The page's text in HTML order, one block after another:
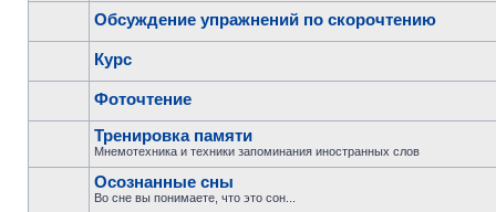
Обсуждение упражнений по скорочтению
Курс
Фоточтение
Тренировка памяти
Мнемотехника и техники запоминания иностранных слов
Осознанные сны
Во сне вы понимаете, что это сон...